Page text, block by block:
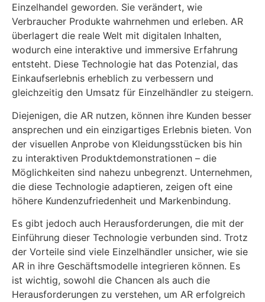
Einzelhandel geworden. Sie verändert, wie
Verbraucher Produkte wahrnehmen und erleben. AR
überlagert die reale Welt mit digitalen Inhalten,
wodurch eine interaktive und immersive Erfahrung
entsteht. Diese Technologie hat das Potenzial, das
Einkaufserlebnis erheblich zu verbessern und
gleichzeitig den Umsatz für Einzelhändler zu steigern.
Diejenigen, die AR nutzen, können ihre Kunden besser
ansprechen und ein einzigartiges Erlebnis bieten. Von
der visuellen Anprobe von Kleidungsstücken bis hin
zu interaktiven Produktdemonstrationen – die
Möglichkeiten sind nahezu unbegrenzt. Unternehmen,
die diese Technologie adaptieren, zeigen oft eine
höhere Kundenzufriedenheit und Markenbindung.
Es gibt jedoch auch Herausforderungen, die mit der
Einführung dieser Technologie verbunden sind. Trotz
der Vorteile sind viele Einzelhändler unsicher, wie sie
AR in ihre Geschäftsmodelle integrieren können. Es
ist wichtig, sowohl die Chancen als auch die
Herausforderungen zu verstehen, um AR erfolgreich